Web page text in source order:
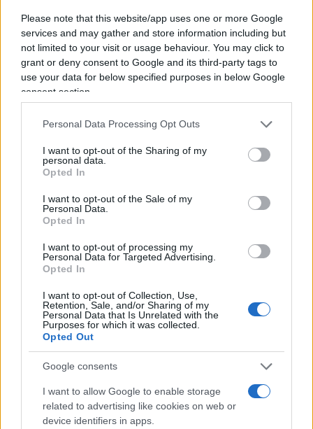
Please note that this website/app uses one or more Google
services and may gather and store information including but
not limited to your visit or usage behaviour. You may click to
grant or deny consent to Google and its third-party tags to
use your data for below specified purposes in below Google
consent section.
Personal Data Processing Opt Outs
I want to opt-out of the Sharing of my
personal data.
Opted In
I want to opt-out of the Sale of my
Personal Data.
Opted In
I want to opt-out of processing my
Personal Data for Targeted Advertising.
Opted In
I want to opt-out of Collection, Use,
Retention, Sale, and/or Sharing of my
Personal Data that Is Unrelated with the
Purposes for which it was collected.
Opted Out
Google consents
I want to allow Google to enable storage
related to advertising like cookies on web or
device identifiers in apps.
#IMITAZIONE
#QUELLI CHE IL CALCIO
#UBALDO PANTANI
#ZUPPA DI PORRO
41
SEDUTE SATIRICHE
Vignetta del 07/08/2026
Islam e comunismo, l’alleanza
contro la libertà che nessuno
vuole vedere
Due ideologie, una stessa ossessione: abolire la